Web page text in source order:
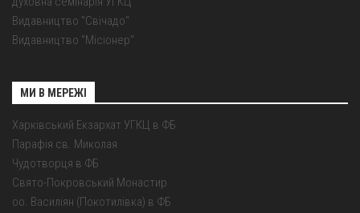
Видавництво "Свічадо"
Видавництво "Місіонер"
МИ В МЕРЕЖІ
Харківський Екзархат УГКЦ в ФБ
Парафія св. Миколая
Чудотворця в ФБ
Свято-Покровський Монастир
оо. Василіян (Покотилівка) в ФБ